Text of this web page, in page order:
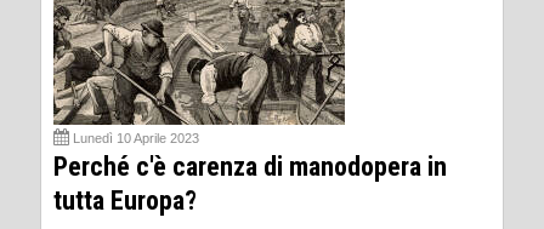
Lunedì 10 Aprile 2023
Perché c'è carenza di manodopera in
tutta Europa?